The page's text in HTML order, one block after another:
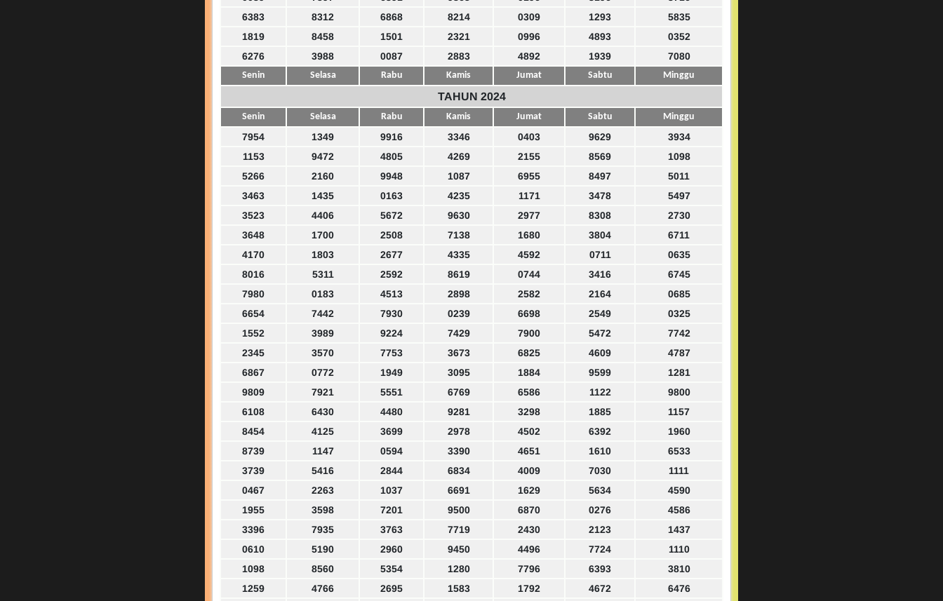
6383
8312 6868 8214 0309 1293
5835
1819
8458 1501 2321 0996 4893
0352
6276
3988 0087 2883 4892 1939 7080
Senin Selasa Rabu Kamis Jumat Sabtu Minggu
TAHUN 2024
Senin Selasa Rabu Kamis Jumat Sabtu Minggu
7954 1349 9916 3346 0403 9629
3934
1153
9472 4805 4269 2155 8569
1098
5266
2160 9948 1087 6955 8497
5011
3463
1435 0163 4235 1171 3478
5497
3523
4406 5672 9630 2977 8308
2730
3648
1700 2508 7138 1680 3804
6711
4170
1803 2677 4335 4592 0711
0635
8016
5311 2592 8619 0744 3416
6745
7980
0183 4513 2898 2582 2164
0685
6654
7442 7930 0239 6698 2549
0325
1552
3989 9224 7429 7900 5472
7742
2345
3570 7753 3673 6825 4609
4787
6867
0772 1949 3095 1884 9599
1281
9809
7921 5551 6769 6586 1122
9800
6108
6430 4480 9281 3298 1885
1157
8454
4125 3699 2978 4502 6392
1960
8739
1147 0594 3390 4651 1610
6533
3739
5416 2844 6834 4009 7030
1111
0467
2263 1037 6691 1629 5634
4590
1955
3598 7201 9500 6870 0276
4586
3396
7935 3763 7719 2430 2123
1437
0610
5190 2960 9450 4496 7724
1110
1098
8560 5354 1280 7796 6393
3810
1259
4766 2695 1583 1792 4672
6476